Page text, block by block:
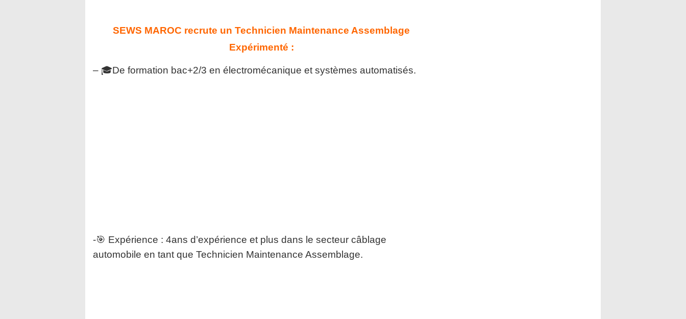
SEWS MAROC recrute un Technicien Maintenance Assemblage
Expérimenté :
– 🎓De formation bac+2/3 en électromécanique et systèmes automatisés.
-🎯 Expérience : 4ans d’expérience et plus dans le secteur câblage
automobile en tant que Technicien Maintenance Assemblage.